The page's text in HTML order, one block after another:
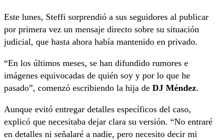
Este lunes, Steffi sorprendió a sus seguidores al publicar
por primera vez un mensaje directo sobre su situación
judicial, que hasta ahora había mantenido en privado.
“En los últimos meses, se han difundido rumores e
imágenes equivocadas de quién soy y por lo que he
pasado”, comenzó escribiendo la hija de DJ Méndez.
Aunque evitó entregar detalles específicos del caso,
explicó que necesitaba dejar clara su versión. “No entraré
en detalles ni señalaré a nadie, pero necesito decir mi